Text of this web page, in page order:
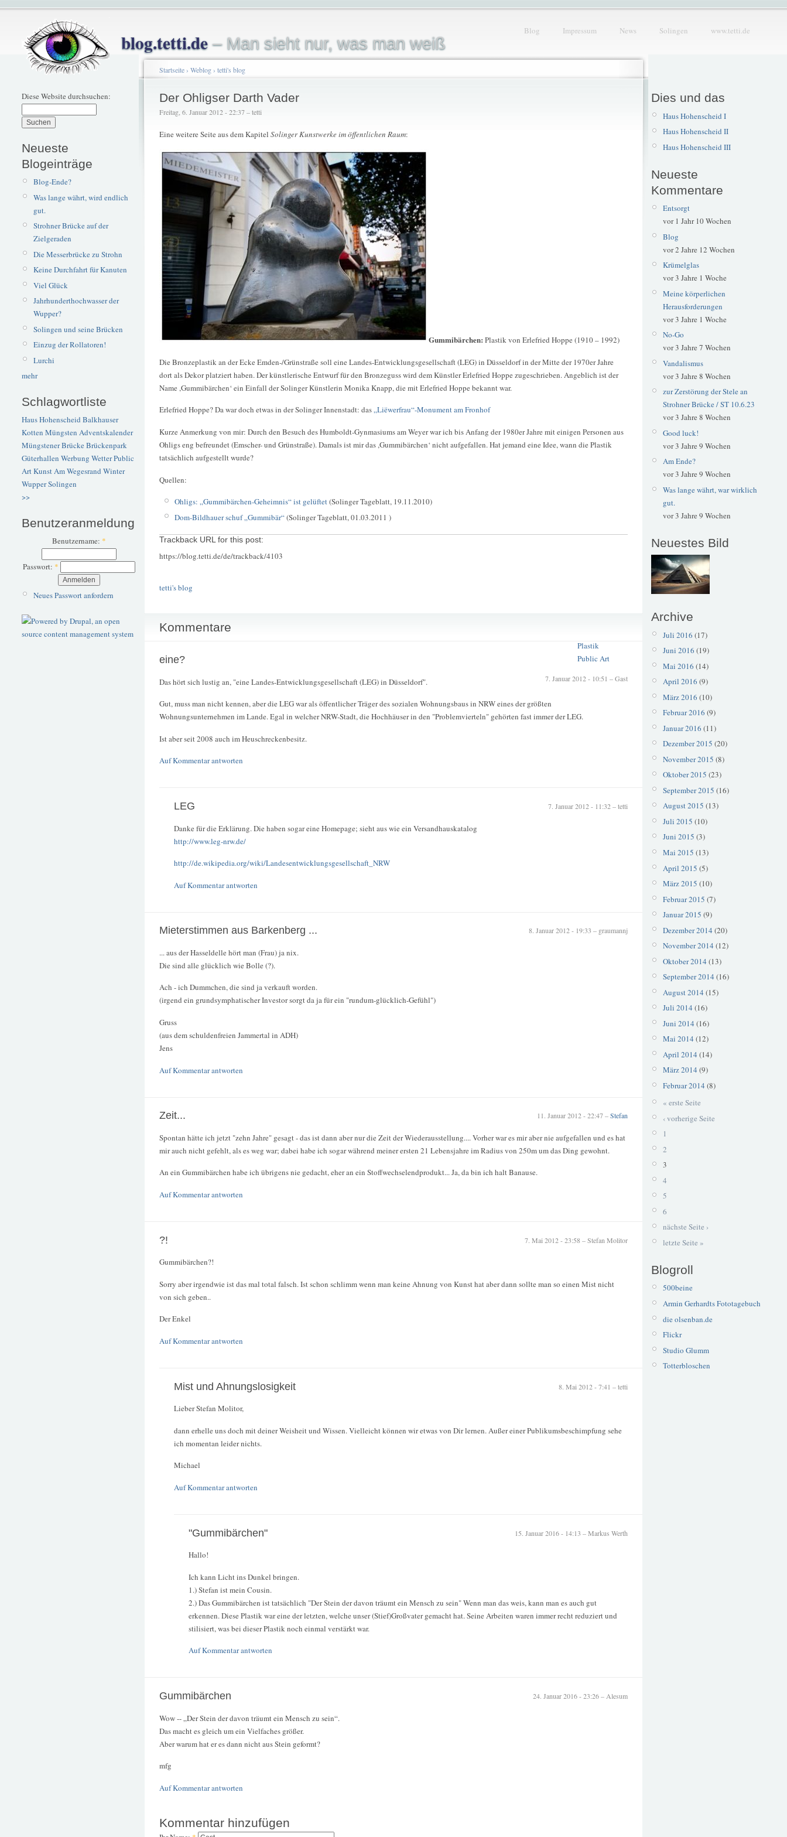
blog.tetti.de– Man sieht nur, was man weiß
Blog Impressum News Solingen www.tetti.de
Diese Website durchsuchen:
Neueste
Blogeinträge
Blog-Ende?
Was lange währt, wird endlich
gut.
Strohner Brücke auf der
Zielgeraden
Die Messerbrücke zu Strohn
Keine Durchfahrt für Kanuten
Viel Glück
Jahrhunderthochwasser der
Wupper?
Solingen und seine Brücken
Einzug der Rollatoren!
Lurchi
mehr
Schlagwortliste
Haus Hohenscheid Balkhauser
Kotten Müngsten Adventskalender
Müngstener BrückeBrückenpark
Güterhallen Werbung WetterPublic
ArtKunstAm Wegesrand Winter
WupperSolingen
>>
Benutzeranmeldung
Benutzername: *
Passwort: *
Neues Passwort anfordern
Startseite› Weblog› tetti's blog
Der Ohligser Darth Vader
Freitag, 6. Januar 2012 - 22:37 – tetti
Eine weitere Seite aus dem Kapitel Solinger Kunstwerke im öffentlichen Raum:
Gummibärchen: Plastik von Erlefried Hoppe (1910 – 1992)
Die Bronzeplastik an der Ecke Emden-/Grünstraße soll eine Landes-Entwicklungsgesellschaft (LEG) in Düsseldorf in der Mitte der 1970er Jahre
dort als Dekor platziert haben. Der künstlerische Entwurf für den Bronzeguss wird dem Künstler Erlefried Hoppe zugeschrieben. Angeblich ist der
Name ,Gummibärchen‘ ein Einfall der Solinger Künstlerin Monika Knapp, die mit Erlefried Hoppe bekannt war.
Erlefried Hoppe? Da war doch etwas in der Solinger Innenstadt: das„Liëwerfrau“-Monument am Fronhof
Kurze Anmerkung von mir: Durch den Besuch des Humboldt-Gynmasiums am Weyer war ich bis Anfang der 1980er Jahre mit einigen Personen aus
Ohligs eng befreundet (Emscher- und Grünstraße). Damals ist mir das ,Gummibärchen‘ nicht aufgefallen. Hat jemand eine Idee, wann die Plastik
tatsächlich aufgestellt wurde?
Quellen:
Ohligs: „Gummibärchen-Geheimnis“ ist gelüftet(Solinger Tageblatt, 19.11.2010)
Dom-Bildhauer schuf „Gummibär“(Solinger Tageblatt, 01.03.2011 )
Trackback URL for this post:
https://blog.tetti.de/de/trackback/4103
tetti's blog
Plastik
Public Art
Kommentare
7. Januar 2012 - 10:51 – Gast
eine?
Das hört sich lustig an, "eine Landes-Entwicklungsgesellschaft (LEG) in Düsseldorf".
Gut, muss man nicht kennen, aber die LEG war als öffentlicher Träger des sozialen Wohnungsbaus in NRW eines der größten
Wohnungsunternehmen im Lande. Egal in welcher NRW-Stadt, die Hochhäuser in den "Problemvierteln" gehörten fast immer der LEG.
Ist aber seit 2008 auch im Heuschreckenbesitz.
Auf Kommentar antworten
7. Januar 2012 - 11:32 – tetti
LEG
Danke für die Erklärung. Die haben sogar eine Homepage; sieht aus wie ein Versandhauskatalog
http://www.leg-nrw.de/
http://de.wikipedia.org/wiki/Landesentwicklungsgesellschaft_NRW
Auf Kommentar antworten
8. Januar 2012 - 19:33 – graumannj
Mieterstimmen aus Barkenberg ...
... aus der Hasseldelle hört man (Frau) ja nix.
Die sind alle glücklich wie Bolle (?).
Ach - ich Dummchen, die sind ja verkauft worden.
(irgend ein grundsymphatischer Investor sorgt da ja für ein "rundum-glücklich-Gefühl")
Gruss
(aus dem schuldenfreien Jammertal in ADH)
Jens
Auf Kommentar antworten
11. Januar 2012 - 22:47 –Stefan
Zeit...
Spontan hätte ich jetzt "zehn Jahre" gesagt - das ist dann aber nur die Zeit der Wiederausstellung.... Vorher war es mir aber nie aufgefallen und es hat
mir auch nicht gefehlt, als es weg war; dabei habe ich sogar während meiner ersten 21 Lebensjahre im Radius von 250m um das Ding gewohnt.
An ein Gummibärchen habe ich übrigens nie gedacht, eher an ein Stoffwechselendprodukt... Ja, da bin ich halt Banause.
Auf Kommentar antworten
7. Mai 2012 - 23:58 – Stefan Molitor
?!
Gummibärchen?!
Sorry aber irgendwie ist das mal total falsch. Ist schon schlimm wenn man keine Ahnung von Kunst hat aber dann sollte man so einen Mist nicht
von sich geben..
Der Enkel
Auf Kommentar antworten
8. Mai 2012 - 7:41 – tetti
Mist und Ahnungslosigkeit
Lieber Stefan Molitor,
dann erhelle uns doch mit deiner Weisheit und Wissen. Vielleicht können wir etwas von Dir lernen. Außer einer Publikumsbeschimpfung sehe
ich momentan leider nichts.
Michael
Auf Kommentar antworten
15. Januar 2016 - 14:13 – Markus Werth
"Gummibärchen"
Hallo!
Ich kann Licht ins Dunkel bringen.
1.) Stefan ist mein Cousin.
2.) Das Gummibärchen ist tatsächlich "Der Stein der davon träumt ein Mensch zu sein" Wenn man das weis, kann man es auch gut
erkennen. Diese Plastik war eine der letzten, welche unser (Stief)Großvater gemacht hat. Seine Arbeiten waren immer recht reduziert und
stilisiert, was bei dieser Plastik noch einmal verstärkt war.
Auf Kommentar antworten
24. Januar 2016 - 23:26 – Alesum
Gummibärchen
Wow -- „Der Stein der davon träumt ein Mensch zu sein“.
Das macht es gleich um ein Vielfaches größer.
Aber warum hat er es dann nicht aus Stein geformt?
mfg
Auf Kommentar antworten
Kommentar hinzufügen
Dies und das
Haus Hohenscheid I
Haus Hohenscheid II
Haus Hohenscheid III
Neueste
Kommentare
Entsorgt
vor 1 Jahr 10 Wochen
Blog
vor 2 Jahre 12 Wochen
Krümelglas
vor 3 Jahre 1 Woche
Meine körperlichen
Herausforderungen
vor 3 Jahre 1 Woche
No-Go
vor 3 Jahre 7 Wochen
Vandalismus
vor 3 Jahre 8 Wochen
zur Zerstörung der Stele an
Strohner Brücke / ST 10.6.23
vor 3 Jahre 8 Wochen
Good luck!
vor 3 Jahre 9 Wochen
Am Ende?
vor 3 Jahre 9 Wochen
Was lange währt, war wirklich
gut.
vor 3 Jahre 9 Wochen
Neuestes Bild
Archive
Juli 2016 (17)
Juni 2016 (19)
Mai 2016 (14)
April 2016 (9)
März 2016 (10)
Februar 2016 (9)
Januar 2016 (11)
Dezember 2015 (20)
November 2015 (8)
Oktober 2015 (23)
September 2015 (16)
August 2015 (13)
Juli 2015 (10)
Juni 2015 (3)
Mai 2015 (13)
April 2015 (5)
März 2015 (10)
Februar 2015 (7)
Januar 2015 (9)
Dezember 2014 (20)
November 2014 (12)
Oktober 2014 (13)
September 2014 (16)
August 2014 (15)
Juli 2014 (16)
Juni 2014 (16)
Mai 2014 (12)
April 2014 (14)
März 2014 (9)
Februar 2014 (8)
« erste Seite
‹ vorherige Seite
1
2
3
4
5
6
nächste Seite ›
letzte Seite »
Blogroll
500beine
Armin Gerhardts Fototagebuch
die olsenban.de
Flickr
Studio Glumm
Totterbloschen